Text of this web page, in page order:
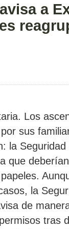
a
Los
sus
la
que
la
de
tras